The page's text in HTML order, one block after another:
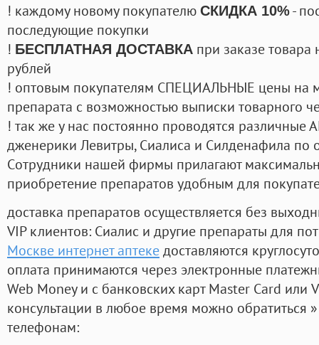
! каждому новому покупателю СКИДКА 10%-
последующие покупки
! БЕСПЛАТНАЯ ДОСТАВКА при заказе
рублей
! оптовым покупателям СПЕЦИАЛЬНЫЕ цены на
препарата с возможностью выписки товарного
! так же у нас постоянно проводятся
дженерики Левитры, Сиалиса и Силденафила по
Cотрудники нашей фирмы прилагают
приобретение препаратов удобным для
доставка препаратов осуществляется без
VIP клиентов: Сиалис и другие препараты для
Москве интернет аптекедоставляются
оплата принимаются через электронные
Web Money и с банковских карт Master Card или
консультации в любое время можно обратиться
телефонам: